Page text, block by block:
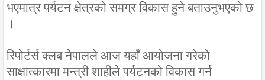
भएमात्र पर्यटन क्षेत्रको समग्र विकास हुने बताउनुभएको छ
।
रिपोर्टर्स क्लब नेपालले आज यहाँ आयोजना गरेको
साक्षात्कारमा मन्त्री शाहीले पर्यटनको विकास गर्न